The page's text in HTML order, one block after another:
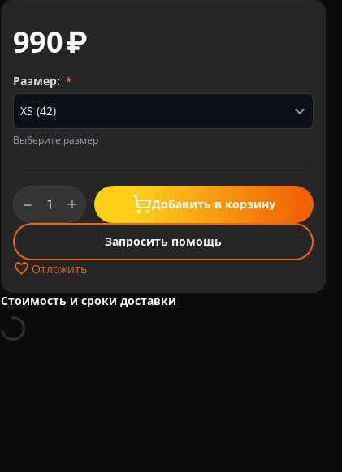
‍990‍₽
Размер:
Выберите размер
+
− Добавить в корзину
Запросить помощь
Отложить
Стоимость и сроки доставки